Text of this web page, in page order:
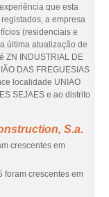
que esta
a empresa
(residenciais e
última atualização de
ZN INDUSTRIAL DE
DAS FREGUESIAS
localidade UNIAO
SEJAES e ao distrito
S.a.
crescentes em
foram crescentes em